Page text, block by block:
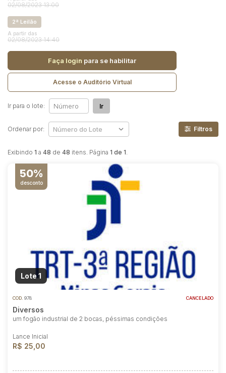
02/08/2023 13:00
2ª Leilão
A partir das
02/08/2023 14:40
Faça login para se habilitar
Acesse o Auditório Virtual
Exibindo 1 a 48 de 48 itens. Página 1 de 1.
Ir para o lote: Ir
Ordenar por: Filtros
50%
desconto
Lote 1
COD. 978 CANCELADO
Diversos
um fogão industrial de 2 bocas, péssimas condições
Lance Inicial
R$ 25,00